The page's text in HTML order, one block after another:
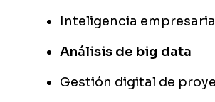
Inteligencia
Análisis de big data
Gestión digital de